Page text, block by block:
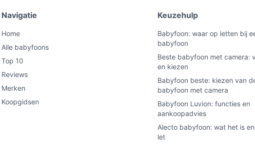
Navigatie
Home
Alle babyfoons
Top 10
Reviews
Merken
Koopgidsen
Keuzehulp
Babyfoon: waar op letten bij
babyfoon
Beste babyfoon met camera:
en kiezen
Babyfoon beste: kiezen van
babyfoon met camera
Babyfoon Luvion: functies en
aankoopadvies
Alecto babyfoon: wat het is
let